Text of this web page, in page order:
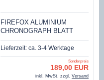
FIREFOX ALUMINIUM
CHRONOGRAPH BLATT
SCHWARZ FFA01-102
Lieferzeit: ca. 3-4 Werktage
Sonderpreis
189,00 EUR
inkl. MwSt. zzgl. Versand